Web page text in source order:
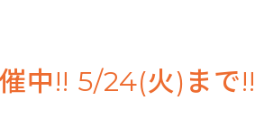
中!! 5/24(火)まで!!